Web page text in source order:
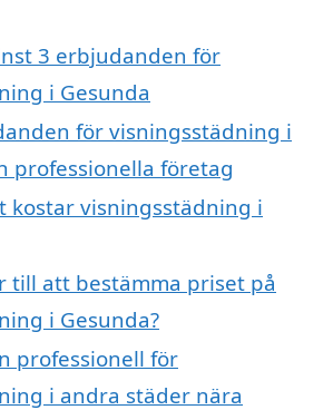
3 erbjudanden för
i Gesunda
för visningsstädning i
professionella företag
kostar visningsstädning i
till att bestämma priset på
i Gesunda?
professionell för
i andra städer nära